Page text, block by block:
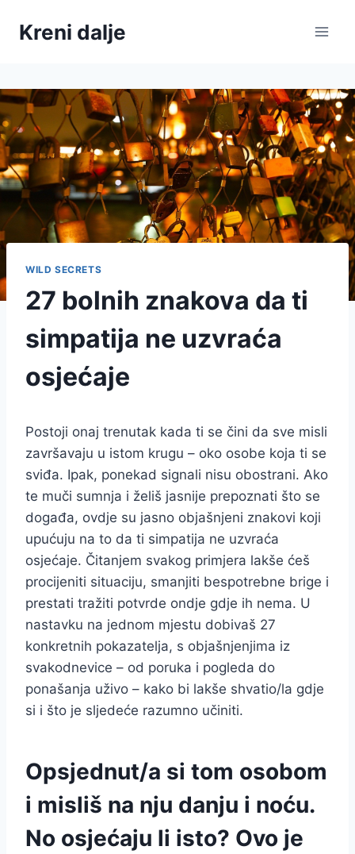
Kreni dalje
WILD SECRETS
27 bolnih znakova da ti
simpatija ne uzvraća
osjećaje
Postoji onaj trenutak kada ti se čini da sve misli
završavaju u istom krugu – oko osobe koja ti se
sviđa. Ipak, ponekad signali nisu obostrani. Ako
te muči sumnja i želiš jasnije prepoznati što se
događa, ovdje su jasno objašnjeni znakovi koji
upućuju na to da ti simpatija ne uzvraća
osjećaje. Čitanjem svakog primjera lakše ćeš
procijeniti situaciju, smanjiti bespotrebne brige i
prestati tražiti potvrde ondje gdje ih nema. U
nastavku na jednom mjestu dobivaš 27
konkretnih pokazatelja, s objašnjenjima iz
svakodnevice – od poruka i pogleda do
ponašanja uživo – kako bi lakše shvatio/la gdje
si i što je sljedeće razumno učiniti.
Opsjednut/a si tom osobom
i misliš na nju danju i noću.
No osjećaju li isto? Ovo je